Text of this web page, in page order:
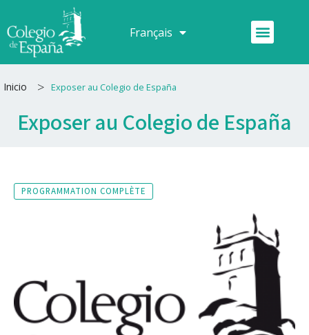
au
contenu
Français
Español Menu
Inicio > Exposer au Colegio de España
Exposer au Colegio de España
PROGRAMMATION COMPLÈTE